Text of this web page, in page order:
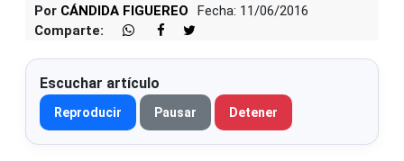
Por CÁNDIDA FIGUEREO
Fecha: 11/06/2016
Comparte:
Escuchar artículo
Reproducir Pausar Detener